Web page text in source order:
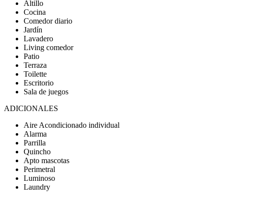
Altillo
Cocina
Comedor diario
Jardín
Lavadero
Living comedor
Patio
Terraza
Toilette
Escritorio
Sala de juegos
ADICIONALES
Aire Acondicionado individual
Alarma
Parrilla
Quincho
Apto mascotas
Perimetral
Luminoso
Laundry